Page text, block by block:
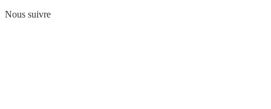
Nous suivre